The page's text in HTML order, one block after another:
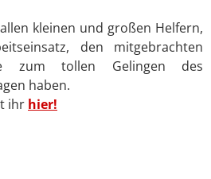
kleinen und großen Helfern,
den mitgebrachten
zum tollen Gelingen des
haben.
ihr hier!